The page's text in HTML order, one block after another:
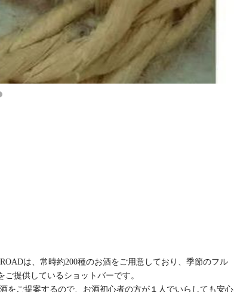
は、常時約200種のお酒をご用意しており、季節のフル
提供しているショットバーです。
をご提案するので、お酒初心者の方が１人でいらしても安心